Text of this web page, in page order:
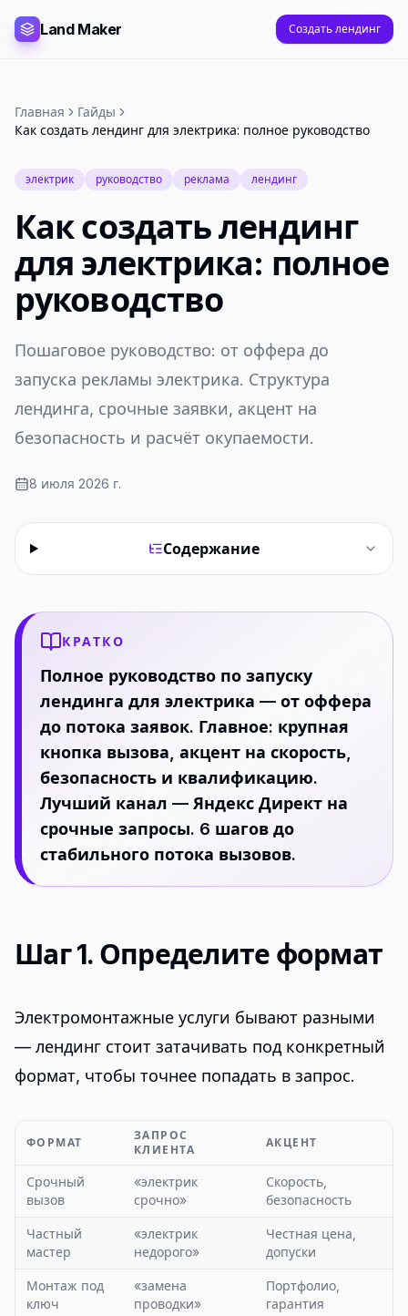
Land Maker Создать лендинг
Главная
Гайды
Как создать лендинг для электрика: полное руководство
электрик руководство реклама лендинг
Как создать лендинг
для электрика: полное
руководство
Пошаговое руководство: от оффера до
запуска рекламы электрика. Структура
лендинга, срочные заявки, акцент на
безопасность и расчёт окупаемости.
8 июля 2026 г.
Содержание
КРАТКО
Полное руководство по запуску
лендинга для электрика — от оффера
до потока заявок. Главное: крупная
кнопка вызова, акцент на скорость,
безопасность и квалификацию.
Лучший канал — Яндекс Директ на
срочные запросы. 6 шагов до
стабильного потока вызовов.
Шаг 1. Определите формат
Электромонтажные услуги бывают разными
— лендинг стоит затачивать под конкретный
формат, чтобы точнее попадать в запрос.
ФОРМАТ
ЗАПРОС
КЛИЕНТА
АКЦЕНТ
Срочный
вызов
«электрик
срочно»
Скорость,
безопасность
Частный
мастер
«электрик
недорого»
Честная цена,
допуски
Монтаж под
ключ
«замена
проводки»
Портфолио,
гарантия